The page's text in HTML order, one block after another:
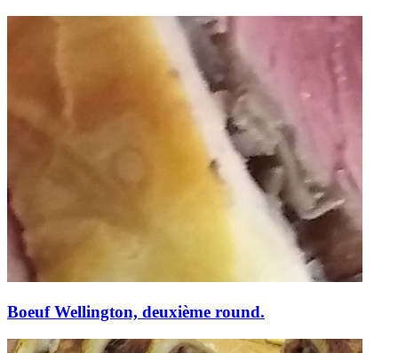
Boeuf Wellington, deuxième round.